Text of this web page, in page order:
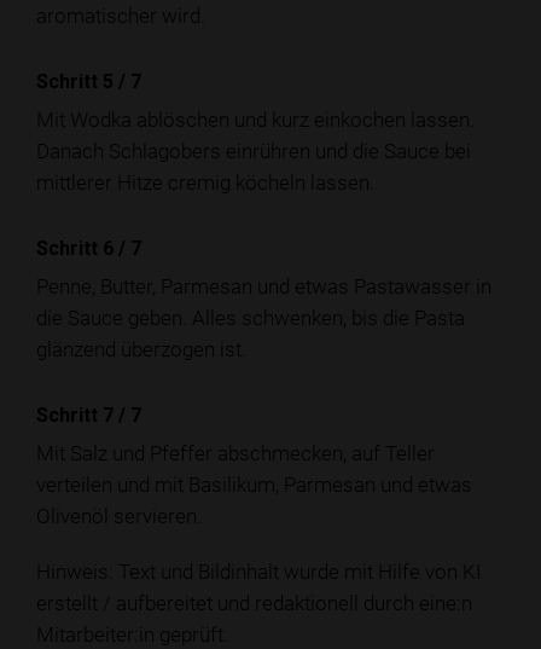
aromatischer wird.
Schritt 5 / 7
Mit Wodka ablöschen und kurz einkochen lassen.
Danach Schlagobers einrühren und die Sauce bei
mittlerer Hitze cremig köcheln lassen.
Schritt 6 / 7
Penne, Butter, Parmesan und etwas Pastawasser in
die Sauce geben. Alles schwenken, bis die Pasta
glänzend überzogen ist.
Schritt 7 / 7
Mit Salz und Pfeffer abschmecken, auf Teller
verteilen und mit Basilikum, Parmesan und etwas
Olivenöl servieren.
Hinweis: Text und Bildinhalt wurde mit Hilfe von KI
erstellt / aufbereitet und redaktionell durch eine:n
Mitarbeiter:in geprüft.